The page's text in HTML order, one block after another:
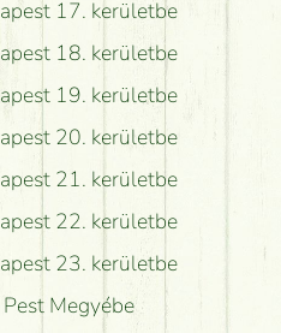
17. kerületbe
18. kerületbe
19. kerületbe
20. kerületbe
21. kerületbe
22. kerületbe
23. kerületbe
Megyébe